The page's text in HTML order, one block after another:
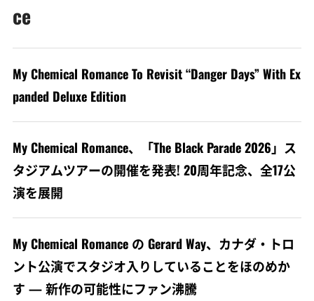
ce
My Chemical Romance To Revisit “Danger Days” With Ex
panded Deluxe Edition
My Chemical Romance、「The Black Parade 2026」ス
タジアムツアーの開催を発表! 20周年記念、全17公
演を展開
My Chemical Romance の Gerard Way、カナダ・トロ
ント公演でスタジオ入りしていることをほのめか
す — 新作の可能性にファン沸騰